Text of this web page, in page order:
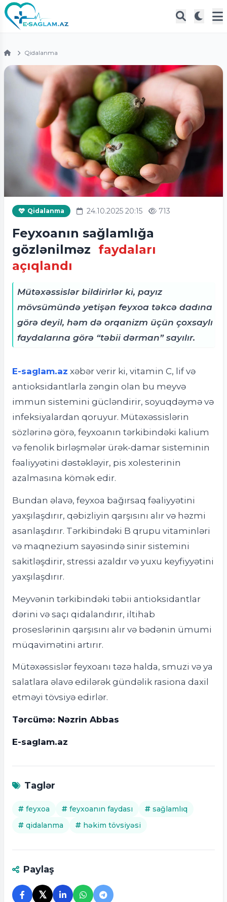
Qidalanma
Qidalanma 24.10.2025 20:15 713
Feyxoanın sağlamlığa
gözlənilməz faydaları
açıqlandı
Mütəxəssislər bildirirlər ki, payız
mövsümündə yetişən feyxoa təkcə dadına
görə deyil, həm də orqanizm üçün çoxsaylı
faydalarına görə “təbii dərman” sayılır.
E-saglam.az xəbər verir ki, vitamin C, lif və
antioksidantlarla zəngin olan bu meyvə
immun sistemini gücləndirir, soyuqdəymə və
infeksiyalardan qoruyur. Mütəxəssislərin
sözlərinə görə, feyxoanın tərkibindəki kalium
və fenolik birləşmələr ürək-damar sisteminin
fəaliyyətini dəstəkləyir, pis xolesterinin
azalmasına kömək edir.
Bundan əlavə, feyxoa bağırsaq fəaliyyətini
yaxşılaşdırır, qəbizliyin qarşısını alır və həzmi
asanlaşdırır. Tərkibindəki B qrupu vitaminləri
və maqnezium sayəsində sinir sistemini
sakitləşdirir, stressi azaldır və yuxu keyfiyyətini
yaxşılaşdırır.
Meyvənin tərkibindəki təbii antioksidantlar
dərini və saçı qidalandırır, iltihab
proseslərinin qarşısını alır və bədənin ümumi
müqavimətini artırır.
Mütəxəssislər feyxoanı təzə halda, smuzi və ya
salatlara əlavə edilərək gündəlik rasiona daxil
etməyi tövsiyə edirlər.
Tərcümə: Nəzrin Abbas
E-saglam.az
Taglər
feyxoa feyxoanın faydası
sağlamlıq
qidalanma
həkim tövsiyəsi
Paylaş
𝕏